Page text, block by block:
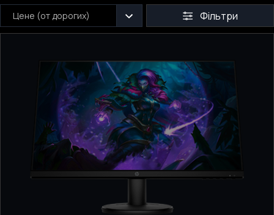
Цене (от дорогих) Фільтри